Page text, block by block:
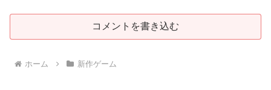
コメントを書き込む
ホーム 新作ゲーム